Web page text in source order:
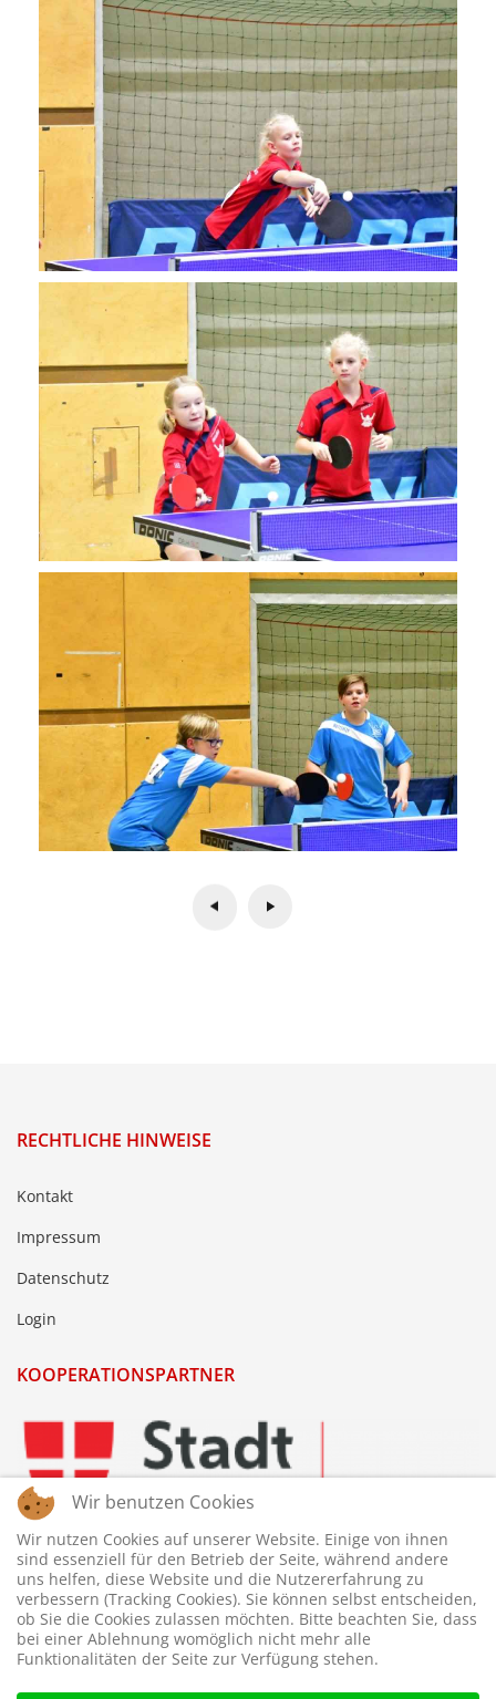
RECHTLICHE HINWEISE
Kontakt
Impressum
Datenschutz
Login
KOOPERATIONSPARTNER
Wir benutzen Cookies
Wir nutzen Cookies auf unserer Website. Einige von ihnen
sind essenziell für den Betrieb der Seite, während andere
uns helfen, diese Website und die Nutzererfahrung zu
verbessern (Tracking Cookies). Sie können selbst entscheiden,
ob Sie die Cookies zulassen möchten. Bitte beachten Sie, dass
bei einer Ablehnung womöglich nicht mehr alle
Funktionalitäten der Seite zur Verfügung stehen.